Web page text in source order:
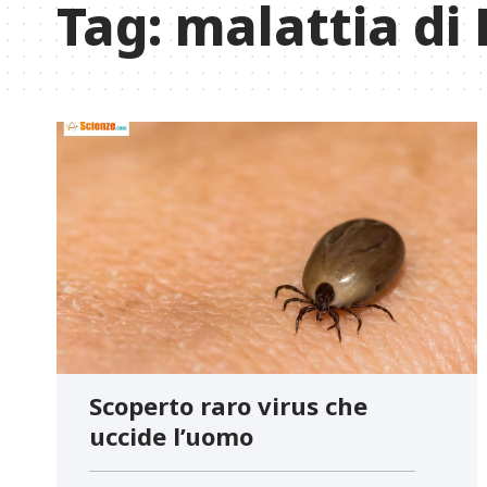
Tag:malattia di
Scoperto raro virus che
uccide l’uomo